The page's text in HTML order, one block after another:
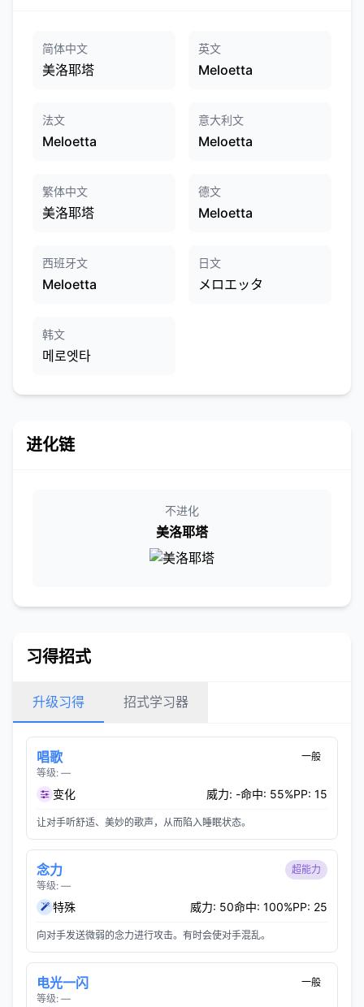
简体中文
美洛耶塔
英文
Meloetta
法文
Meloetta
意大利文
Meloetta
繁体中文
美洛耶塔
德文
Meloetta
西班牙文
Meloetta
日文
メロエッタ
韩文
메로엣타
进化链
不进化
美洛耶塔
习得招式
升级习得 招式学习器
唱歌
等级: —
一般
变化 威力: -命中: 55%PP: 15
让对手听舒适、美妙的歌声，从而陷入睡眠状态。
念力
等级: —
超能力
特殊 威力: 50命中: 100%PP: 25
向对手发送微弱的念力进行攻击。有时会使对手混乱。
电光一闪
等级: —
一般